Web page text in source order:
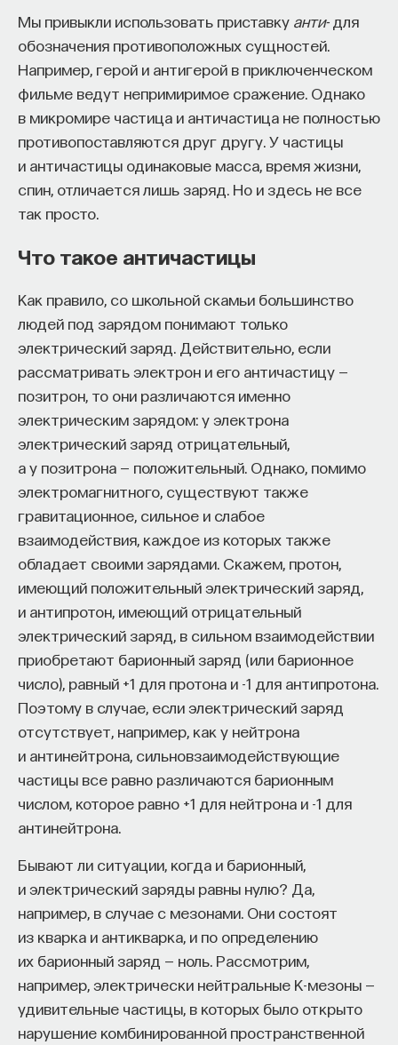
Мы привыкли использовать приставку анти-для
обозначения противоположных сущностей.
Например, герой и антигерой в приключенческом
фильме ведут непримиримое сражение. Однако
в микромире частица и античастица не полностью
противопоставляются друг другу. У частицы
и античастицы одинаковые масса, время жизни,
спин, отличается лишь заряд. Но и здесь не все
так просто.
Что такое античастицы
Как правило, со школьной скамьи большинство
людей под зарядом понимают только
электрический заряд. Действительно, если
рассматривать электрон и его античастицу —
позитрон, то они различаются именно
электрическим зарядом: у электрона
электрический заряд отрицательный,
а у позитрона — положительный. Однако, помимо
электромагнитного, существуют также
гравитационное, сильное и слабое
взаимодействия, каждое из которых также
обладает своими зарядами. Скажем, протон,
имеющий положительный электрический заряд,
и антипротон, имеющий отрицательный
электрический заряд, в сильном взаимодействии
приобретают барионный заряд (или барионное
число), равный +1 для протона и -1 для антипротона.
Поэтому в случае, если электрический заряд
отсутствует, например, как у нейтрона
и антинейтрона, сильновзаимодействующие
частицы все равно различаются барионным
числом, которое равно +1 для нейтрона и -1 для
антинейтрона.
Бывают ли ситуации, когда и барионный,
и электрический заряды равны нулю? Да,
например, в случае с мезонами. Они состоят
из кварка и антикварка, и по определению
их барионный заряд — ноль. Рассмотрим,
например, электрически нейтральные К-мезоны —
удивительные частицы, в которых было открыто
нарушение комбинированной пространственной
собственное будущее, почему результаты
образования раскрываются на длинной дистанции,
и что на самом деле должен уметь студент,
выходящий в сложный и быстро меняющийся мир.
А еще — почему ИИ не стоит просто запрещать,
как использовать его для диалога, и зачем
университету учить не только знаниям, но и самой
практике мышления и коммуникации.
Основатель ПостНауки Ивар Максутов запускает
Это глобальная экосистема для поиска и найма
STEM-специалистов (Science, Technology,
Engineering, Mathematics) в самые амбициозные
Deep-Tech и Biotech проекты по всему миру. Если
вы занимаетесь биоинформатикой, молекулярной
биологией, ИИ или другими наукоемкими
дисциплинами, проект поможет вам найти место
в командах, меняющих индустрию.
Как стать участником:
Заполнить анкету кандидата
Посмотреть текущие вакансии
Образование работает дольше,
чем кажется
«Тема кажется простой: мы определяем цели,
движемся к ним — и дальше все должно
работать. Но в реальности с целеполаганием все
намного сложнее. Проблема не только
во временном разрыве, когда результат должен
проявиться через несколько лет. Ключевой
эффект образования не раскрывается в тот
момент, когда выпускник выходит на работу, —
тогда все только начинается. Дальше человек
адаптируется и еще много лет пользуется тем,
что получил в университете. Если задуматься, как
речь идет не о нескольких годах,
У университета четыре цели